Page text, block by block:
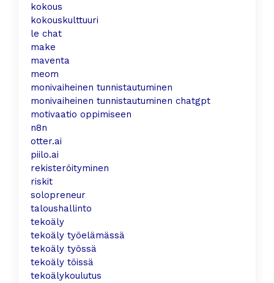
kokous
kokouskulttuuri
le chat
make
maventa
meom
monivaiheinen tunnistautuminen
monivaiheinen tunnistautuminen chatgpt
motivaatio oppimiseen
n8n
otter.ai
piilo.ai
rekisteröityminen
riskit
solopreneur
taloushallinto
tekoäly
tekoäly työelämässä
tekoäly työssä
tekoäly töissä
tekoälykoulutus